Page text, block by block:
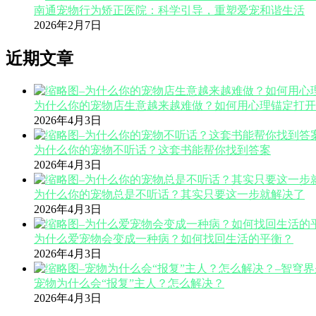
南通宠物行为矫正医院：科学引导，重塑爱宠和谐生活
2026年2月7日
近期文章
为什么你的宠物店生意越来越难做？如何用心理锚定打
2026年4月3日
为什么你的宠物不听话？这套书能帮你找到答案
2026年4月3日
为什么你的宠物总是不听话？其实只要这一步就解决了
2026年4月3日
为什么爱宠物会变成一种病？如何找回生活的平衡？
2026年4月3日
宠物为什么会“报复”主人？怎么解决？
2026年4月3日